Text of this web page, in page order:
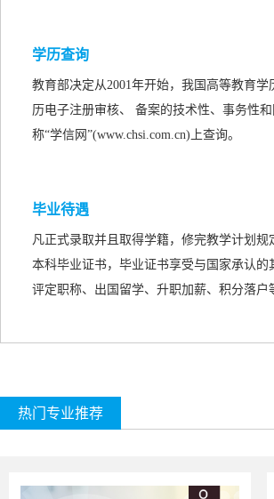
学历查询
教育部决定从2001年开始，我国高等教育
历电子注册审核、 备案的技术性、事务性
称“学信网”(www.chsi.com.cn)上查询。
毕业待遇
凡正式录取并且取得学籍，修完教学计划
本科毕业证书，毕业证书享受与国家承认的
评定职称、出国留学、升职加薪、积分落
热门专业推荐